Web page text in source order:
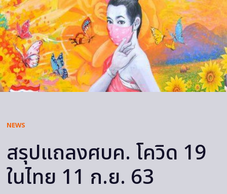
NEWS
สรุปแถลงศบค. โควิด 19
ในไทย 11 ก.ย. 63